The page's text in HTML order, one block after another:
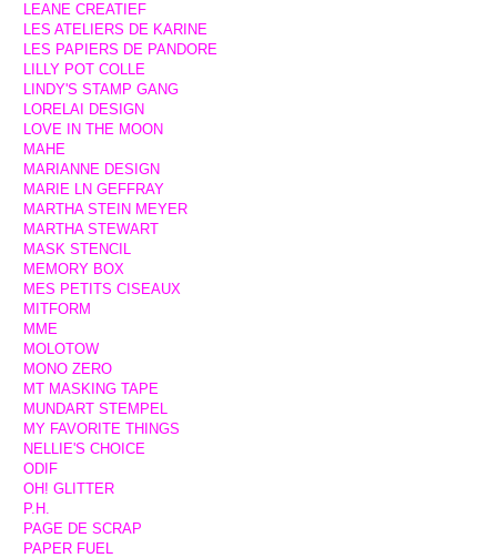
LEANE CREATIEF
LES ATELIERS DE KARINE
LES PAPIERS DE PANDORE
LILLY POT COLLE
LINDY'S STAMP GANG
LORELAI DESIGN
LOVE IN THE MOON
MAHE
MARIANNE DESIGN
MARIE LN GEFFRAY
MARTHA STEIN MEYER
MARTHA STEWART
MASK STENCIL
MEMORY BOX
MES PETITS CISEAUX
MITFORM
MME
MOLOTOW
MONO ZERO
MT MASKING TAPE
MUNDART STEMPEL
MY FAVORITE THINGS
NELLIE'S CHOICE
ODIF
OH! GLITTER
P.H.
PAGE DE SCRAP
PAPER FUEL